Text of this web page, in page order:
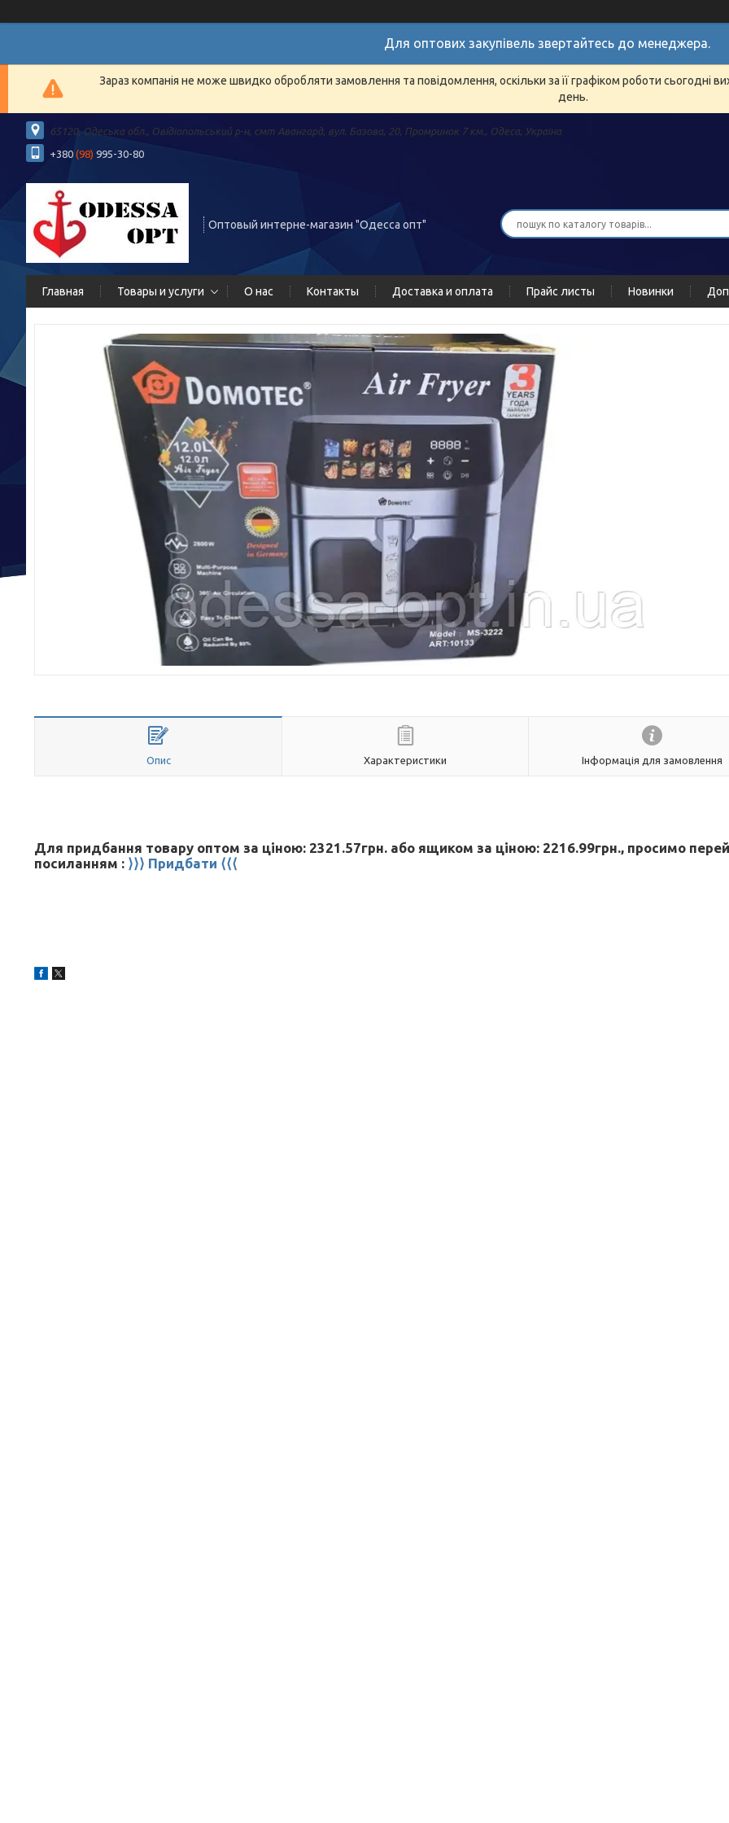
Для оптових закупівель звертайтесь до менеджера.
Зараз компанія не може швидко обробляти замовлення та повідомлення, оскільки за її графіком роботи сьогодні
день.
65120, Одеська обл., Овідіопольський р-н, смт Авангард, вул. Базова, 20, Промринок 7 км., Одеса, Україна
+380 (98) 995-30-80
Оптовый интерне-магазин "Одесса опт"
Главная Товары и услуги О нас Контакты Доставка и оплата Прайс листы Новинки
Опис Характеристики Інформація для замовлення
Для придбання товару оптом за ціною: 2321.57грн. або ящиком за ціною: 2216.99грн., просимо
посиланням : ⟩⟩⟩ Придбати ⟨⟨⟨